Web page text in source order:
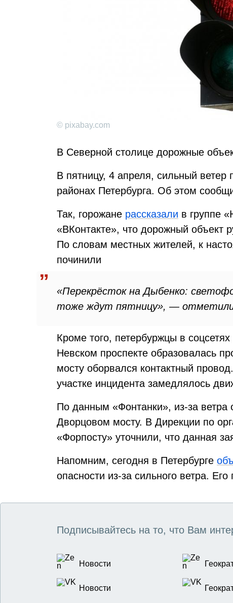
© pixabay.com
В Северной столице дорожные
В пятницу, 4 апреля, сильный
районах Петербурга. Об этом
Так, горожане рассказали в группе
«ВКонтакте», что дорожный объект
По словам местных жителей, к
починили
«Перекрёсток на Дыбенко:
тоже ждут пятницу», — отметили
Кроме того, петербуржцы в
Невском проспекте образовалась
мосту оборвался контактный
участке инцидента замедлялось
По данным «Фонтанки», из-за
Дворцовом мосту. В Дирекции по
«Форпосту» уточнили, что данная
Напомним, сегодня в Петербурге
опасности из-за сильного ветра.
Подписывайтесь на то, что Вам
Новости
Новости